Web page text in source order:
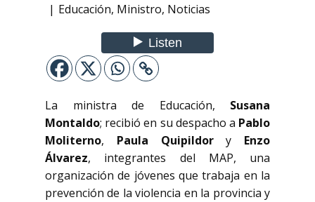
Educación, Ministro, Noticias
La ministra de Educación, Susana
Montaldo; recibió en su despacho a Pablo
Moliterno, Paula Quipildory Enzo
Álvarez, integrantes del MAP, una
organización de jóvenes que trabaja en la
prevención de la violencia en la provincia y